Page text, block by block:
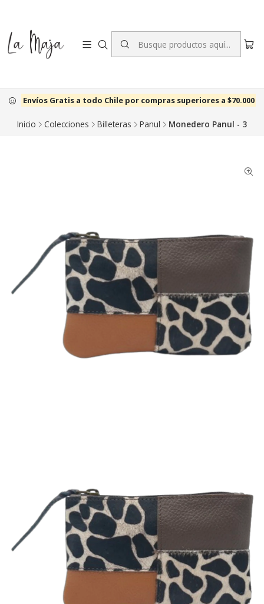
Envíos Gratis a todo Chile por compras superiores a $70.000
Inicio Colecciones Billeteras Panul Monedero Panul - 3